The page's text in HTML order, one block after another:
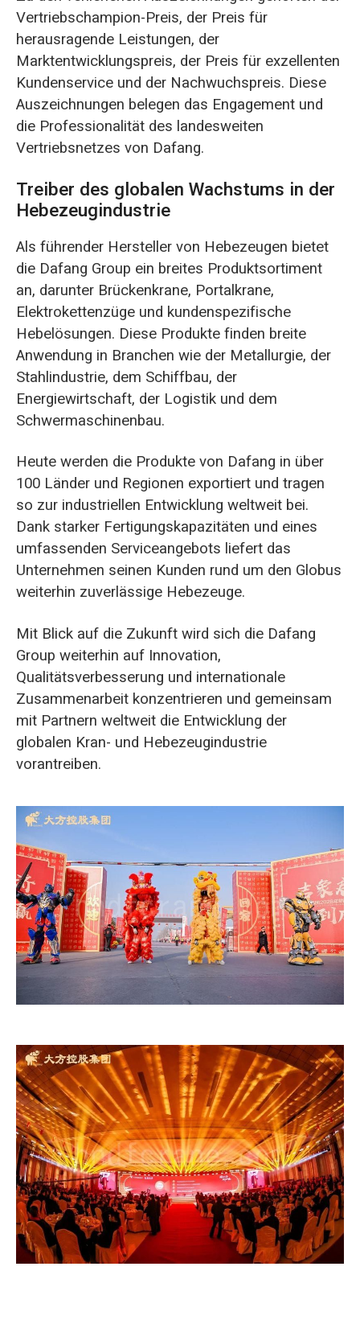
Vertriebschampion-Preis, der Preis für
herausragende Leistungen, der
Marktentwicklungspreis, der Preis für exzellenten
Kundenservice und der Nachwuchspreis. Diese
Auszeichnungen belegen das Engagement und
die Professionalität des landesweiten
Vertriebsnetzes von Dafang.
Treiber des globalen Wachstums in der
Hebezeugindustrie
Als führender Hersteller von Hebezeugen bietet
die Dafang Group ein breites Produktsortiment
an, darunter Brückenkrane, Portalkrane,
Elektrokettenzüge und kundenspezifische
Hebelösungen. Diese Produkte finden breite
Anwendung in Branchen wie der Metallurgie, der
Stahlindustrie, dem Schiffbau, der
Energiewirtschaft, der Logistik und dem
Schwermaschinenbau.
Heute werden die Produkte von Dafang in über
100 Länder und Regionen exportiert und tragen
so zur industriellen Entwicklung weltweit bei.
Dank starker Fertigungskapazitäten und eines
umfassenden Serviceangebots liefert das
Unternehmen seinen Kunden rund um den Globus
weiterhin zuverlässige Hebezeuge.
Mit Blick auf die Zukunft wird sich die Dafang
Group weiterhin auf Innovation,
Qualitätsverbesserung und internationale
Zusammenarbeit konzentrieren und gemeinsam
mit Partnern weltweit die Entwicklung der
globalen Kran- und Hebezeugindustrie
vorantreiben.